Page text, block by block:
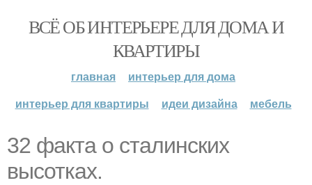
ВСЁ ОБ ИНТЕРЬЕРЕ ДЛЯ ДОМА И
КВАРТИРЫ
главная
интерьер для дома
интерьер для квартиры
идеи дизайна мебель
32 факта о сталинских
высотках.